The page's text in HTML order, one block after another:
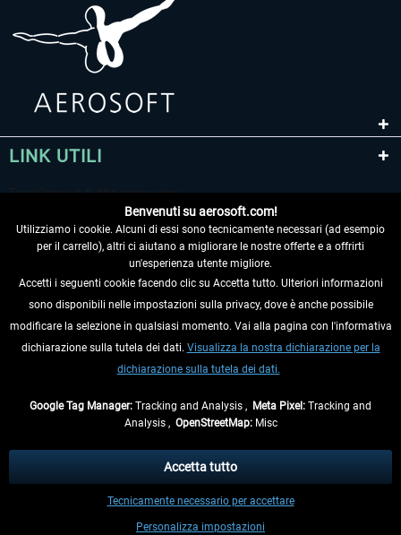
LINK UTILI
RECEDERE DAL CONTRATTO
INFORMAZIONI
eventualmente le spese di spedizione, se non diversamente descritto.
** Riguarda le spedizioni al di fuori della Germania, i tempi di consegna per le
altre nazioni sono disponibili nelleinformazioni di spedizione
Benvenuti su aerosoft.com!
Utilizziamo i cookie. Alcuni di essi sono tecnicamente necessari (ad esempio
per il carrello), altri ci aiutano a migliorare le nostre offerte e a offrirti
un'esperienza utente migliore.
Accetti i seguenti cookie facendo clic su Accetta tutto. Ulteriori informazioni
sono disponibili nelle impostazioni sulla privacy, dove è anche possibile
modificare la selezione in qualsiasi momento. Vai alla pagina con l'informativa
dichiarazione sulla tutela dei dati. Visualizza la nostra dichiarazione per la
dichiarazione sulla tutela dei dati.
Google Tag Manager: Tracking and Analysis , Meta Pixel: Tracking and
Analysis , OpenStreetMap:Misc
Personalizza impostazioni
Tecnicamente necessario per accettare
Accetta tutto